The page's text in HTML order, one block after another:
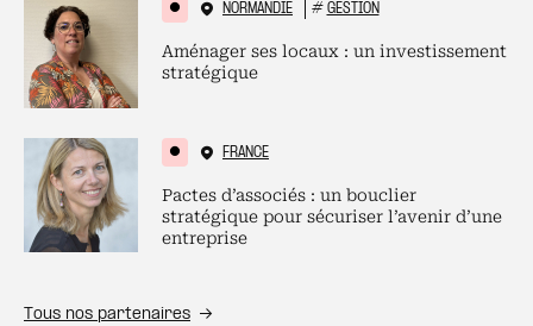
NORMANDIE # GESTION
Aménager ses locaux : un investissement
stratégique
FRANCE
Pactes d’associés : un bouclier
stratégique pour sécuriser l’avenir d’une
entreprise
Tous nos partenaires